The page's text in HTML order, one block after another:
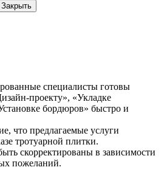
Закрыть
специалисты готовы
проекту», «Укладке
бордюров» быстро и
что предлагаемые услуги
тротуарной плитки.
скорректированы в зависимости
пожеланий.